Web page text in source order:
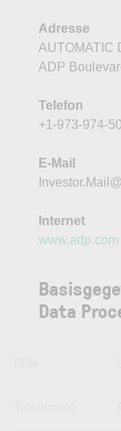
Adresse
AUTOMATIC
ADP
Telefon
+1-973-974-
E-Mail
Internet
www.adp.com
Data